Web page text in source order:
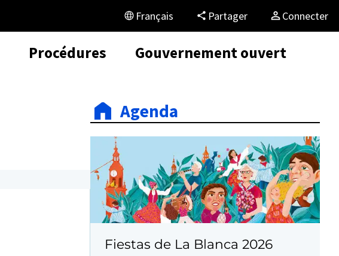
Français Partager Connecter
Procédures Gouvernement ouvert
Agenda
Fiestas de La Blanca 2026